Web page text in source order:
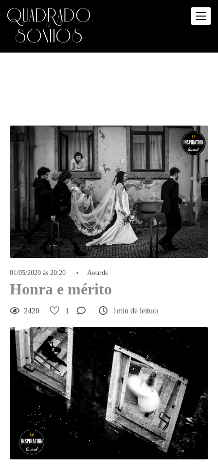
01/05/2020 às 20:20 Awards
Honra e mérito
2420 1 1min de leitura